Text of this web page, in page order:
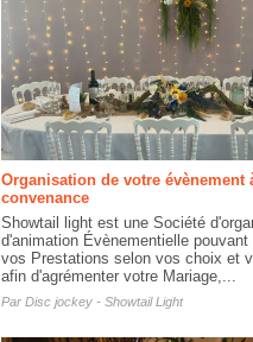
Organisation de votre évènement
convenance
Showtail light est une Société
d'animation Évènementielle
vos Prestations selon vos choix et
afin d'agrémenter votre Mariage,...
Par Disc jockey - Showtail Light